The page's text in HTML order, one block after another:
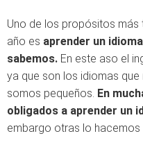
Uno de los propósitos
año es aprender un
sabemos. En este aso el
ya que son los idiomas
somos pequeños. En
obligados a aprender un
embargo otras lo